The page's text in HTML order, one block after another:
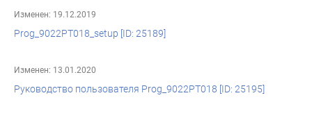
Изменен: 19.12.2019
Prog_9022PT018_setup [ID: 25189]
Изменен: 13.01.2020
Руководство пользователя Prog_9022PT018 [ID: 25195]